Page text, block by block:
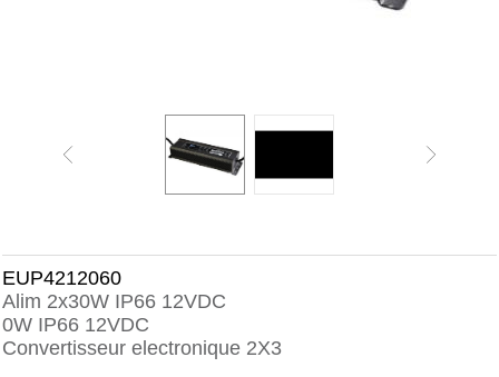
EUP4212060
Alim 2x30W IP66 12VDC
0W IP66 12VDC
Convertisseur electronique 2X3